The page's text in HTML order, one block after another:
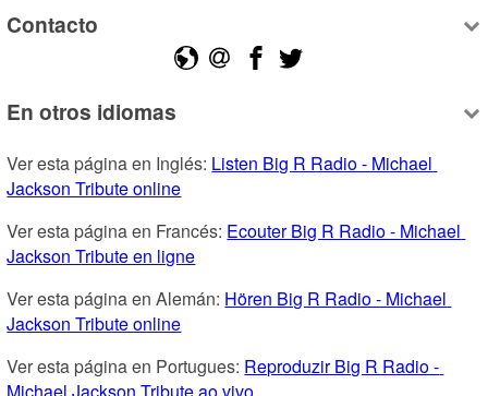
Contacto
En otros idiomas
Ver esta página en Inglés: Listen Big R Radio - Michael
Jackson Tribute online
Ver esta página en Francés: Ecouter Big R Radio - Michael
Jackson Tribute en ligne
Ver esta página en Alemán: Hören Big R Radio - Michael
Jackson Tribute online
Ver esta página en Portugues: Reproduzir Big R Radio -
Michael Jackson Tribute ao vivo